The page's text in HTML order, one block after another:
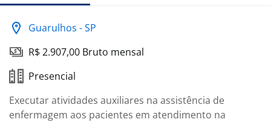
Guarulhos - SP
R$ 2.907,00 Bruto mensal
Presencial
Executar atividades auxiliares na assistência de
enfermagem aos pacientes em atendimento na